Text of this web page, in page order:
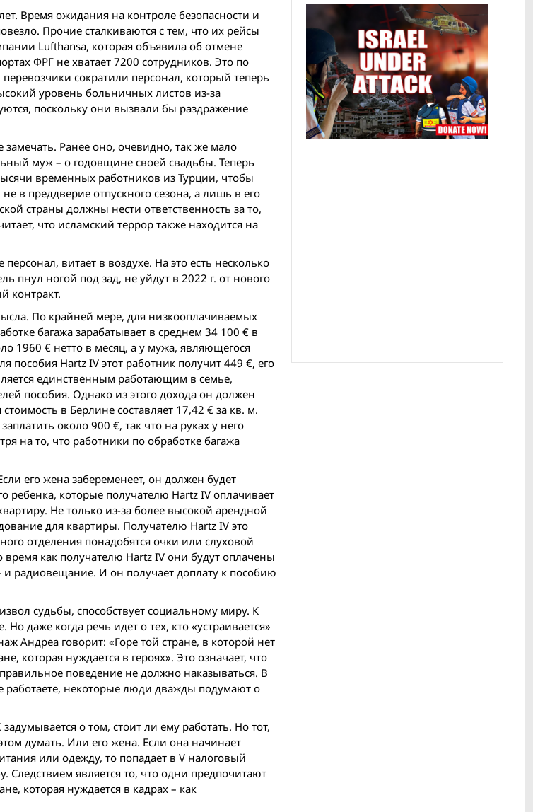
Время ожидания на контроле безопасности и
Прочие сталкиваются с тем, что их рейсы
Lufthansa, которая объявила об отмене
ФРГ не хватает 7200 сотрудников. Это по
сократили персонал, который теперь
уровень больничных листов из-за
поскольку они вызвали бы раздражение
Ранее оно, очевидно, так же мало
муж – о годовщине своей свадьбы. Теперь
временных работников из Турции, чтобы
в преддверие отпускного сезона, а лишь в его
страны должны нести ответственность за то,
что исламский террор также находится на
витает в воздухе. На это есть несколько
пнул ногой под зад, не уйдут в 2022 г. от нового
контракт.
По крайней мере, для низкооплачиваемых
багажа зарабатывает в среднем 34 100 € в
1960 € нетто в месяц, а у мужа, являющегося
Hartz IV этот работник получит 449 €, его
единственным работающим в семье,
пособия. Однако из этого дохода он должен
в Берлине составляет 17,42 € за кв. м.
около 900 €, так что на руках у него
на то, что работники по обработке багажа
его жена забеременеет, он должен будет
которые получателю Hartz IV оплачивает
Не только из-за более высокой арендной
для квартиры. Получателю Hartz IV это
отделения понадобятся очки или слуховой
время как получателю Hartz IV они будут оплачены
и радиовещание. И он получает доплату к пособию
судьбы, способствует социальному миру. К
даже когда речь идет о тех, кто «устраивается»
Андреа говорит: «Горе той стране, в которой нет
которая нуждается в героях». Это означает, что
поведение не должно наказываться. В
работаете, некоторые люди дважды подумают о
о том, стоит ли ему работать. Но тот,
думать. Или его жена. Если она начинает
или одежду, то попадает в V налоговый
Следствием является то, что одни предпочитают
которая нуждается в кадрах – как